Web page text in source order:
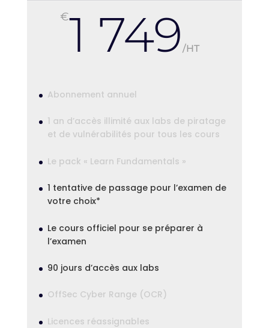
€1 749/HT
Abonnement annuel
1 an d’accès illimité aux labs de piratage
et de vulnérabilités pour tous les cours
Le pack « Learn Fundamentals »
1 tentative de passage pour l’examen de
votre choix*
Le cours officiel pour se préparer à
l’examen
90 jours d’accès aux labs
OffSec Cyber Range (OCR)
Licences réassignables